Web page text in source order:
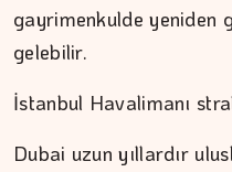
gayrimenkulde yeniden
gelebilir.
İstanbul Havalimanı
Dubai uzun yıllardır